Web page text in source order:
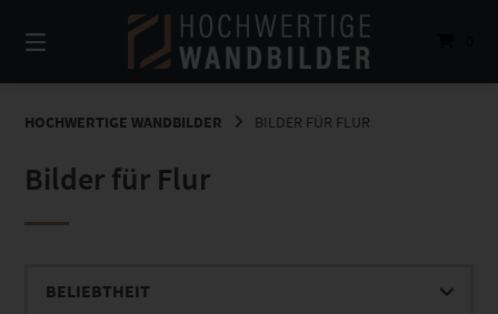
zum
Inhalt
HOCHWERTIGE WANDBILDER BILDER FÜR FLUR
Bilder für Flur